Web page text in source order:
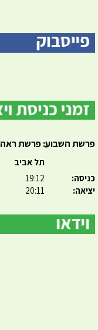
פרשת השבוע: פרשת ראה
כניסה:
יציאה:
תל אביב
19:12
20:11